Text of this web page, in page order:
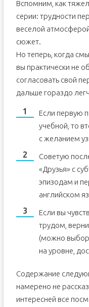
Вспомним, как
серии: трудности
веселой
сюжет.
Но теперь, когда
вы практически не
согласовать свой
дальше гораздо
Если первую
учебной, то
с желанием
Советую
«Друзья» с
эпизодам и
английском
Если вы
трудом,
(можно
на уровне,
Содержание
намерено не
интересней все